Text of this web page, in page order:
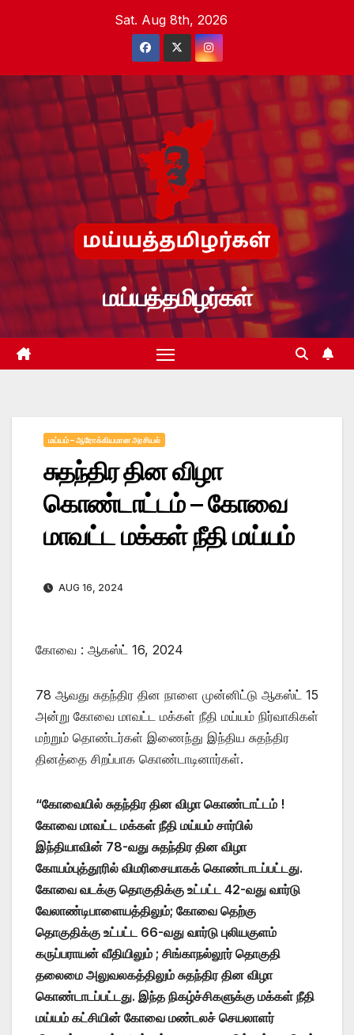
Sat. Aug 8th, 2026
மய்யத்தமிழர்கள்
மய்யம் – ஆரோக்கியமான அரசியல்
சுதந்திர தின விழா
கொண்டாட்டம் – கோவை
மாவட்ட மக்கள் நீதி மய்யம்
AUG 16, 2024
கோவை : ஆகஸ்ட் 16, 2024
78 ஆவது சுதந்திர தின நாளை முன்னிட்டு ஆகஸ்ட் 15
அன்று கோவை மாவட்ட மக்கள் நீதி மய்யம் நிர்வாகிகள்
மற்றும் தொண்டர்கள் இணைந்து இந்திய சுதந்திர
தினத்தை சிறப்பாக கொண்டாடினார்கள்.
“கோவையில் சுதந்திர தின விழா கொண்டாட்டம் !
கோவை மாவட்ட மக்கள் நீதி மய்யம் சார்பில்
இந்தியாவின் 78-வது சுதந்திர தின விழா
கோயம்புத்தூரில் விமரிசையாகக் கொண்டாடப்பட்டது.
கோவை வடக்கு தொகுதிக்கு உட்பட்ட 42-வது வார்டு
வேலாண்டிபாளையத்திலும்; கோவை தெற்கு
தொகுதிக்கு உட்பட்ட 66-வது வார்டு புலியகுளம்
கருப்பராயன் வீதியிலும் ; சிங்காநல்லூர் தொகுதி
தலைமை அலுவலகத்திலும் சுதந்திர தின விழா
கொண்டாடப்பட்டது. இந்த நிகழ்ச்சிகளுக்கு மக்கள் நீதி
மய்யம் கட்சியின் கோவை மண்டலச் செயலாளர்